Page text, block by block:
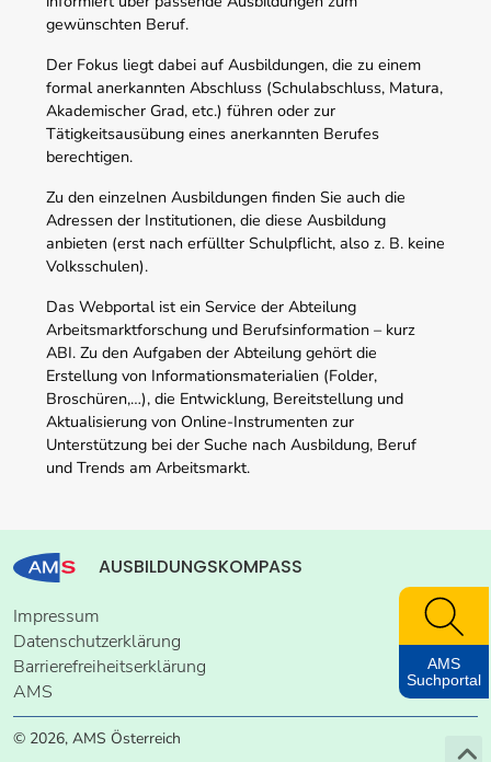
gewünschten Beruf.
Der Fokus liegt dabei auf Ausbildungen, die zu einem
formal anerkannten Abschluss (Schulabschluss, Matura,
Akademischer Grad, etc.) führen oder zur
Tätigkeitsausübung eines anerkannten Berufes
berechtigen.
Zu den einzelnen Ausbildungen finden Sie auch die
Adressen der Institutionen, die diese Ausbildung
anbieten (erst nach erfüllter Schulpflicht, also z. B. keine
Volksschulen).
Das Webportal ist ein Service der Abteilung
Arbeitsmarktforschung und Berufsinformation – kurz
ABI. Zu den Aufgaben der Abteilung gehört die
Erstellung von Informationsmaterialien (Folder,
Broschüren,…), die Entwicklung, Bereitstellung und
Aktualisierung von Online-Instrumenten zur
Unterstützung bei der Suche nach Ausbildung, Beruf
und Trends am Arbeitsmarkt.
AUSBILDUNGSKOMPASS
Impressum
Datenschutzerklärung
Barrierefreiheitserklärung
AMS
© 2026, AMS Österreich
AMS
Suchportal